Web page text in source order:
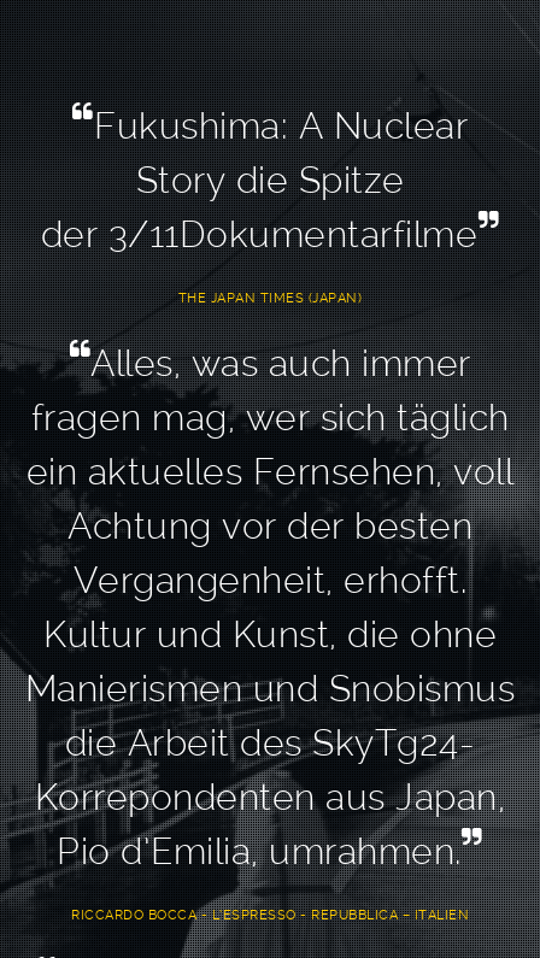
Fukushima: A Nuclear
Story die Spitze
der 3/11Dokumentarfilme
THE JAPAN TIMES (JAPAN)
Alles, was auch immer
fragen mag, wer sich täglich
ein aktuelles Fernsehen, voll
Achtung vor der besten
Vergangenheit, erhofft.
Kultur und Kunst, die ohne
Manierismen und Snobismus
die Arbeit des SkyTg24-
Korrepondenten aus Japan,
Pio d’Emilia, umrahmen.
RICCARDO BOCCA - L’ESPRESSO - REPUBBLICA – ITALIEN